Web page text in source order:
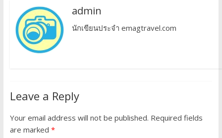
admin
นักเขียนประจำ emagtravel.com
Leave a Reply
Your email address will not be published. Required fields
are marked *